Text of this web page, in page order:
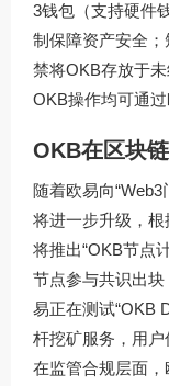
3钱包（支持硬件
制保障资产安全
禁将OKB存放于
OKB操作均可通过
OKB在区块
随着欧易向
将进一步升级，
将推出“OKB节点
节点参与共识出
易正在测试“OKB
杆挖矿服务，用户
在监管合规层面